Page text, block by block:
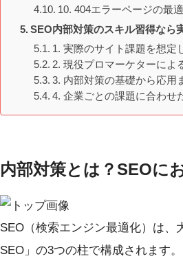
10. 404エラーページの最
SEO内部対策のスキル習得なら
1. 実際のサイト課題を想定
2. 現役プロマーケターによ
3. 内部対策の基礎から応用
4. 企業ごとの課題に合わせ
内部対策とは？SEOに
SEO（検索エンジン最適化）は、
SEO」の3つの柱で構成されます